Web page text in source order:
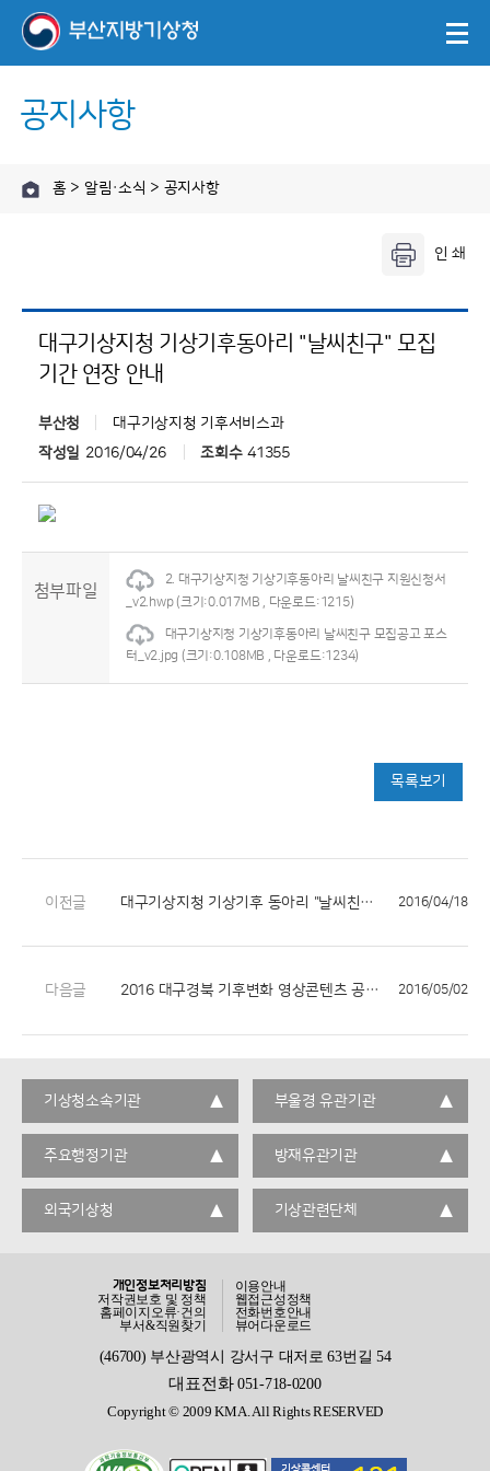
공지사항
홈 > 알림·소식 > 공지사항
대구기상지청 기상기후동아리 "날씨친구" 모집
기간 연장 안내
부산청
대구기상지청 기후서비스과
작성일 2016/04/26 조회수 41355
첨부파일
2. 대구기상지청 기상기후동아리 날씨친구 지원신청서
_v2.hwp (크기:0.017MB , 다운로드:1215)
대구기상지청 기상기후동아리 날씨친구 모집공고 포스
터_v2.jpg (크기:0.108MB , 다운로드:1234)
목록보기
이전글 대구기상지청 기상기후 동아리 "날씨친구" 모집 2016/04/18
다음글 2016 대구경북 기후변화 영상콘텐츠 공모전 심사결과 2016/05/02
기상청소속기관 부울경 유관기관
주요행정기관 방재유관기관
외국기상청 기상관련단체
개인정보처리방침
이용안내
저작권보호 및 정책
웹접근성정책
홈페이지오류·건의
전화번호안내
부서&직원찾기
뷰어다운로드
(46700) 부산광역시 강서구 대저로 63번길 54
대표전화051-718-0200
Copyright © 2009 KMA. All Rights RESERVED